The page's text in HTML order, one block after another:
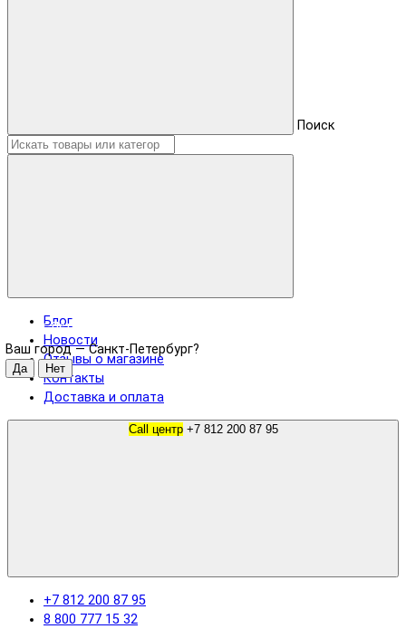
Поиск
Санкт-Петербург
Ваш город —Санкт-Петербург?
Блог
Новости
Отзывы о магазине
Контакты
Доставка и оплата
Call центр +7 812 200 87 95
+7 812 200 87 95
8 800 777 15 32